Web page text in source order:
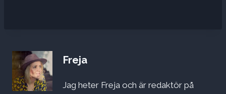
Freja
Jag heter Freja och är redaktör på